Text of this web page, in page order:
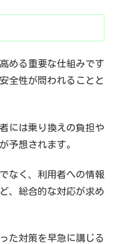
める重要な仕組みです
全性が問われることと
には乗り換えの負担や
予想されます。
なく、利用者への情報
、総合的な対応が求め
た対策を早急に講じる